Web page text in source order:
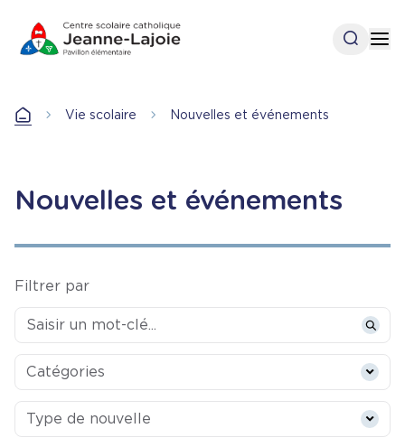
contenu
Open
Accueil Vie scolaire Nouvelles et événements
Nouvelles et événements
Filtrer par
Categories
Catégories
Type de nouvelle
Type de nouvelle